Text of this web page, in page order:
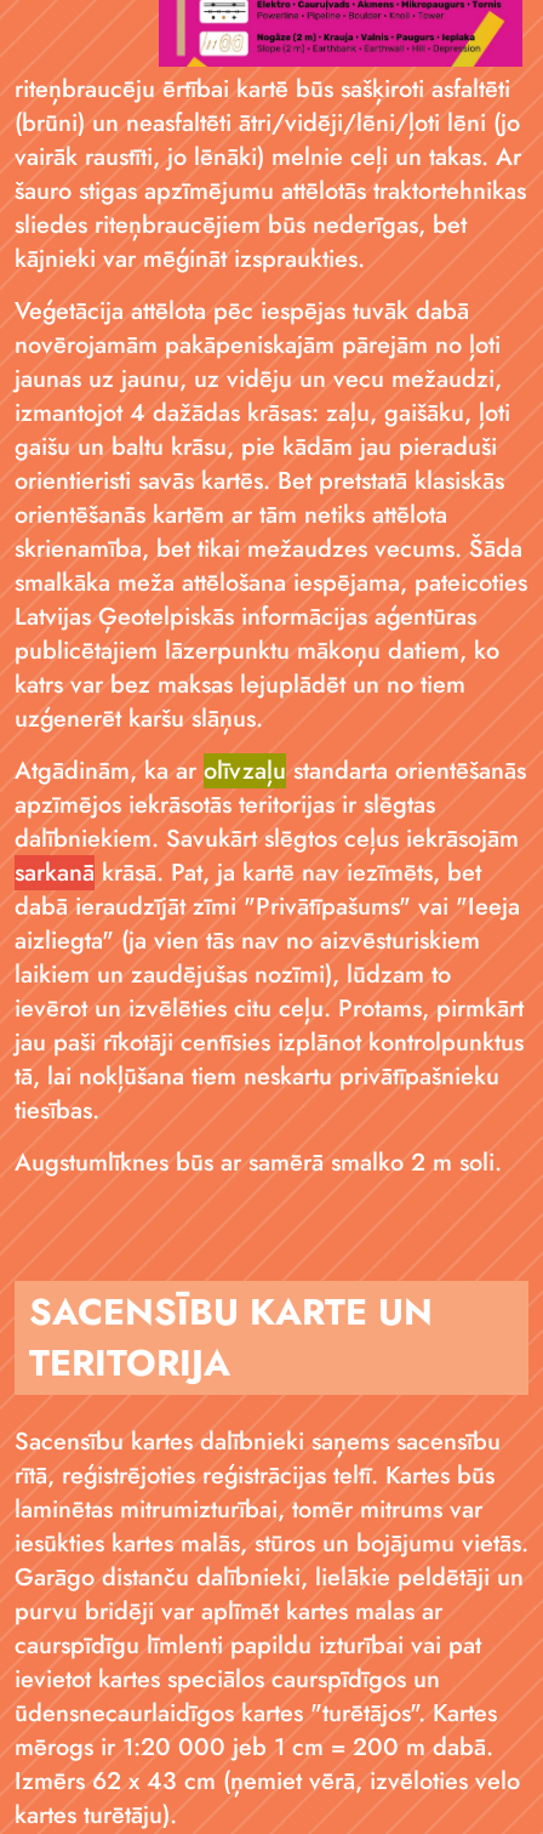
riteņbraucēju ērtībai kartē būs sašķiroti asfaltēti
(brūni) un neasfaltēti ātri/vidēji/lēni/ļoti lēni (jo
vairāk raustīti, jo lēnāki) melnie ceļi un takas. Ar
šauro stigas apzīmējumu attēlotās traktortehnikas
sliedes riteņbraucējiem būs nederīgas, bet
kājnieki var mēģināt izspraukties.
Veģetācija attēlota pēc iespējas tuvāk dabā
novērojamām pakāpeniskajām pārejām no ļoti
jaunas uz jaunu, uz vidēju un vecu mežaudzi,
izmantojot 4 dažādas krāsas: zaļu, gaišāku, ļoti
gaišu un baltu krāsu, pie kādām jau pieraduši
orientieristi savās kartēs. Bet pretstatā klasiskās
orientēšanās kartēm ar tām netiks attēlota
skrienamība, bet tikai mežaudzes vecums. Šāda
smalkāka meža attēlošana iespējama, pateicoties
Latvijas Ģeotelpiskās informācijas aģentūras
publicētajiem lāzerpunktu mākoņu datiem, ko
katrs var bez maksas lejuplādēt un no tiem
uzģenerēt karšu slāņus.
Atgādinām, ka arolīvzaļustandarta orientēšanās
apzīmējos iekrāsotās teritorijas ir slēgtas
dalībniekiem. Savukārt slēgtos ceļus iekrāsojām
sarkanā krāsā. Pat, ja kartē nav iezīmēts, bet
dabā ieraudzījāt zīmi "Privātīpašums" vai "Ieeja
aizliegta" (ja vien tās nav no aizvēsturiskiem
laikiem un zaudējušas nozīmi), lūdzam to
ievērot un izvēlēties citu ceļu. Protams, pirmkārt
jau paši rīkotāji centīsies izplānot kontrolpunktus
tā, lai nokļūšana tiem neskartu privātīpašnieku
tiesības.
Augstumlīknes būs ar samērā smalko 2 m soli.
SACENSĪBU KARTE UN
TERITORIJA
Sacensību kartes dalībnieki saņems sacensību
rītā, reģistrējoties reģistrācijas teltī. Kartes būs
laminētas mitrumizturībai, tomēr mitrums var
iesūkties kartes malās, stūros un bojājumu vietās.
Garāgo distanču dalībnieki, lielākie peldētāji un
purvu bridēji var aplīmēt kartes malas ar
caurspīdīgu līmlenti papildu izturībai vai pat
ievietot kartes speciālos caurspīdīgos un
ūdensnecaurlaidīgos kartes "turētājos". Kartes
mērogs ir 1:20 000 jeb 1 cm = 200 m dabā.
Izmērs 62 x 43 cm (ņemiet vērā, izvēloties velo
kartes turētāju).